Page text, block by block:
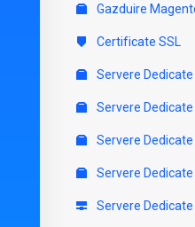
Gazduire
Certificate SSL
Servere
Servere
Servere
Servere Dedicate
Servere